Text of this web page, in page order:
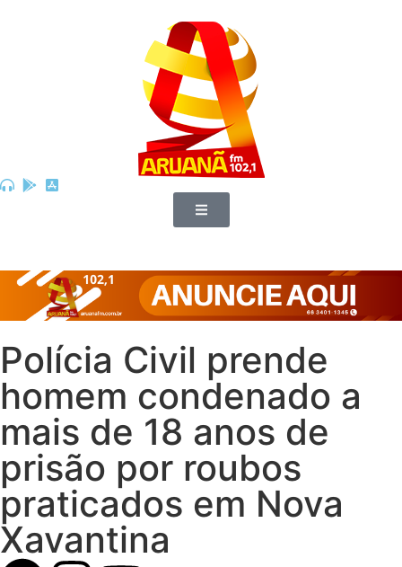
Polícia Civil prende
homem condenado a
mais de 18 anos de
prisão por roubos
praticados em Nova
Xavantina